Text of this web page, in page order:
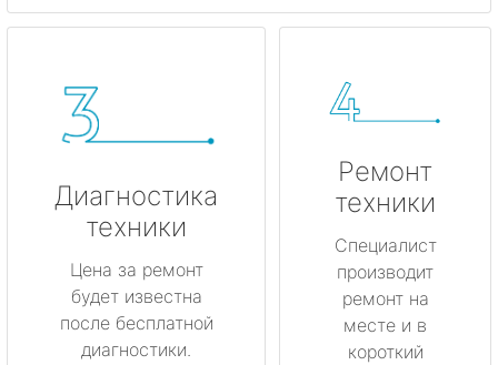
Диагностика
техники
Цена за ремонт
будет известна
после бесплатной
диагностики.
Ремонт
техники
Специалист
производит
ремонт на
месте и в
короткий